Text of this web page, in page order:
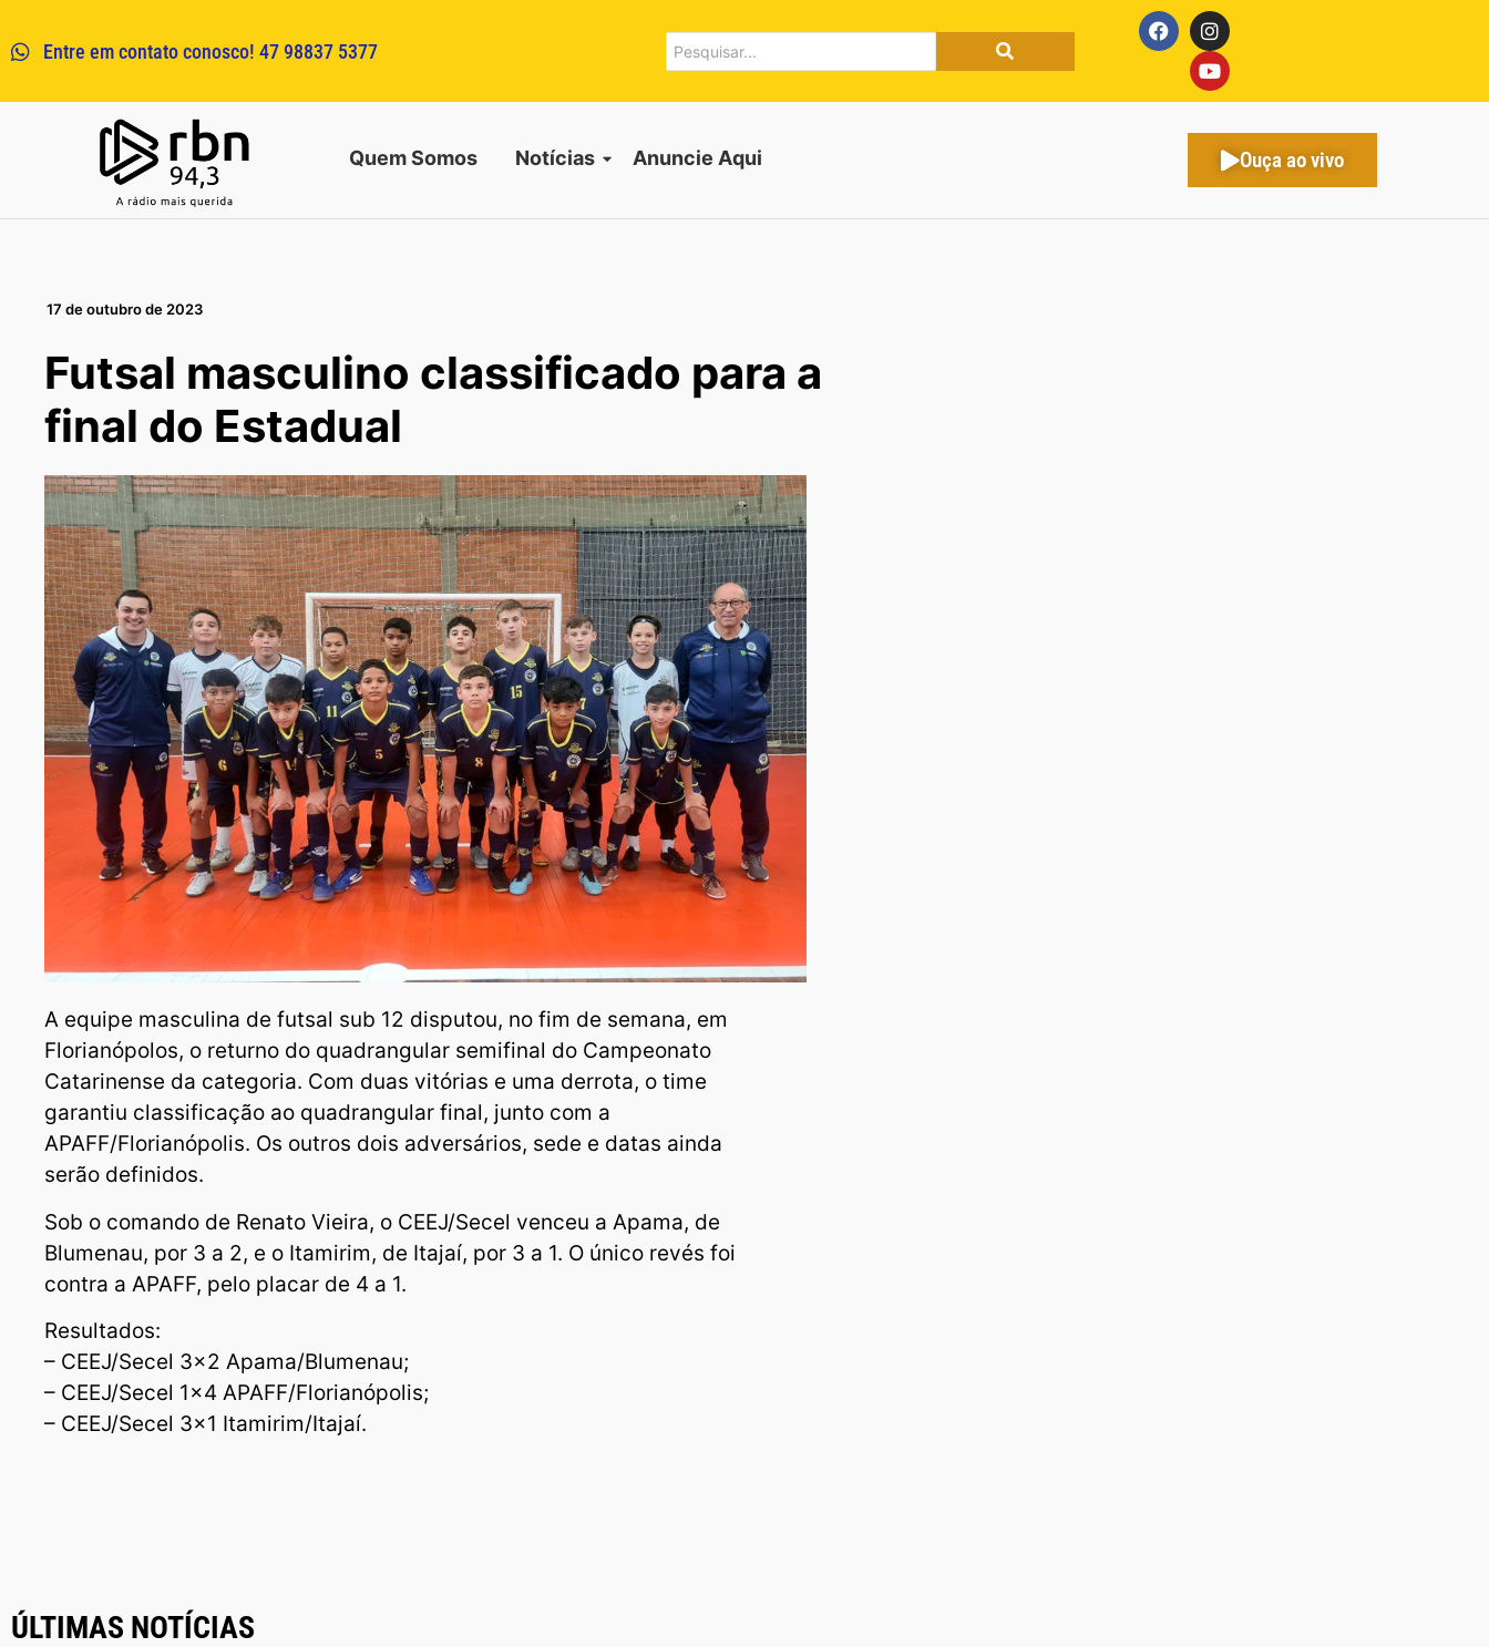
Entre em contato conosco! 47 98837 5377
Quem Somos Notícias Anuncie Aqui Ouça ao vivo
17 de outubro de 2023
Futsal masculino classificado para a
final do Estadual
A equipe masculina de futsal sub 12 disputou, no fim de semana, em
Florianópolos, o returno do quadrangular semifinal do Campeonato
Catarinense da categoria. Com duas vitórias e uma derrota, o time
garantiu classificação ao quadrangular final, junto com a
APAFF/Florianópolis. Os outros dois adversários, sede e datas ainda
serão definidos.
Sob o comando de Renato Vieira, o CEEJ/Secel venceu a Apama, de
Blumenau, por 3 a 2, e o Itamirim, de Itajaí, por 3 a 1. O único revés foi
contra a APAFF, pelo placar de 4 a 1.
Resultados:
– CEEJ/Secel 3×2 Apama/Blumenau;
– CEEJ/Secel 1×4 APAFF/Florianópolis;
– CEEJ/Secel 3×1 Itamirim/Itajaí.
ÚLTIMAS NOTÍCIAS